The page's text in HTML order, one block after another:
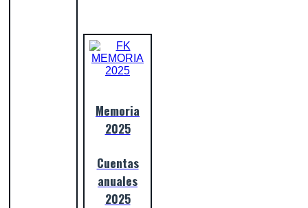
Memoria
2025
Cuentas
anuales
2025